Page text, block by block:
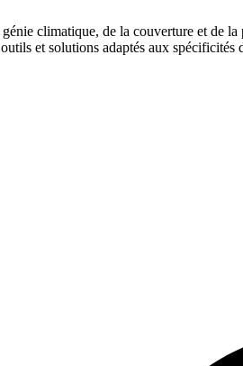
climatique, de la couverture et
et solutions adaptés aux spécificités